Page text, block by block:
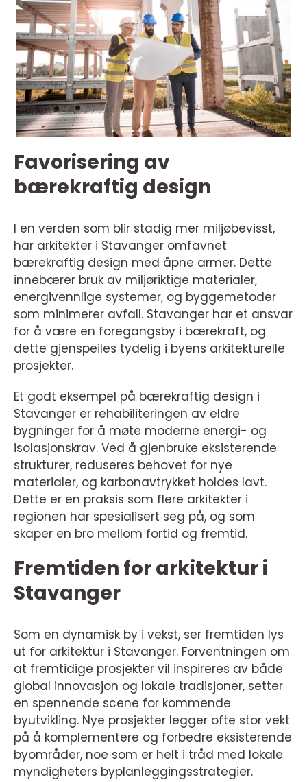
Favorisering av
bærekraftig design
I en verden som blir stadig mer miljøbevisst,
har arkitekter i Stavanger omfavnet
bærekraftig design med åpne armer. Dette
innebærer bruk av miljøriktige materialer,
energivennlige systemer, og byggemetoder
som minimerer avfall. Stavanger har et ansvar
for å være en foregangsby i bærekraft, og
dette gjenspeiles tydelig i byens arkitekturelle
prosjekter.
Et godt eksempel på bærekraftig design i
Stavanger er rehabiliteringen av eldre
bygninger for å møte moderne energi- og
isolasjonskrav. Ved å gjenbruke eksisterende
strukturer, reduseres behovet for nye
materialer, og karbonavtrykket holdes lavt.
Dette er en praksis som flere arkitekter i
regionen har spesialisert seg på, og som
skaper en bro mellom fortid og fremtid.
Fremtiden for arkitektur i
Stavanger
Som en dynamisk by i vekst, ser fremtiden lys
ut for arkitektur i Stavanger. Forventningen om
at fremtidige prosjekter vil inspireres av både
global innovasjon og lokale tradisjoner, setter
en spennende scene for kommende
byutvikling. Nye prosjekter legger ofte stor vekt
på å komplementere og forbedre eksisterende
byområder, noe som er helt i tråd med lokale
myndigheters byplanleggingsstrategier.